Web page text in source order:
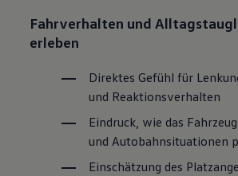
Fahrverhalten und
erleben
Direktes Gefühl für
und Reaktionsverhalten
Eindruck, wie das
und Autobahnsituationen
Einschätzung des